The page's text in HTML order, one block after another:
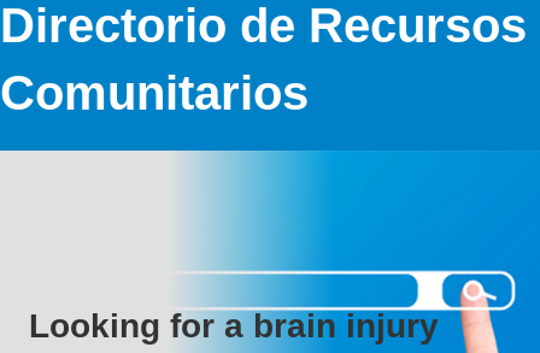
Directorio de Recursos
Comunitarios
Looking for a brain injury